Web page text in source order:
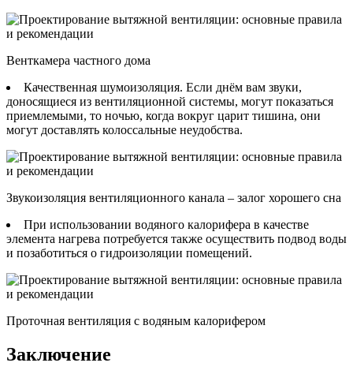
Венткамера частного дома
Качественная шумоизоляция. Если днём вам звуки,
доносящиеся из вентиляционной системы, могут показаться
приемлемыми, то ночью, когда вокруг царит тишина, они
могут доставлять колоссальные неудобства.
Звукоизоляция вентиляционного канала – залог хорошего сна
При использовании водяного калорифера в качестве
элемента нагрева потребуется также осуществить подвод воды
и позаботиться о гидроизоляции помещений.
Проточная вентиляция с водяным калорифером
Заключение